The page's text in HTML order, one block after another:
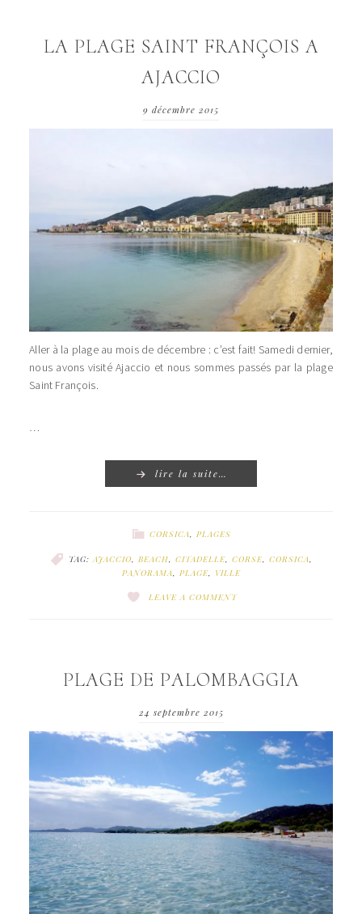
LA PLAGE SAINT FRANÇOIS A
AJACCIO
9 décembre 2015
Aller à la plage au mois de décembre : c’est fait! Samedi dernier,
nous avons visité Ajaccio et nous sommes passés par la plage
Saint François.
…
lire la suite…
CORSICA, PLAGES
TAG: AJACCIO BEACH CITADELLE, CORSE, CORSICA
PANORAMA
PLAGE, VILLE
LEAVE A COMMENT
PLAGE DE PALOMBAGGIA
24 septembre 2015